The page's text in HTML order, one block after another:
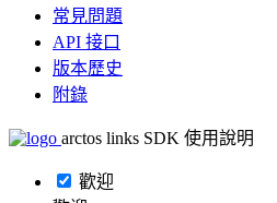
常見問題
API 接口
版本歷史
附錄
arctos links SDK 使用說明
歡迎